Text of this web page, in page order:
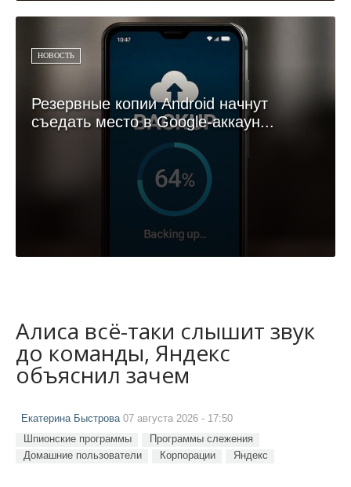
НОВОСТЬ
Резервные копии Android начнут
съедать место в Google-аккаун...
Алиса всё-таки слышит звук
до команды, Яндекс
объяснил зачем
Екатерина Быстрова07 августа 2026 - 17:50
Шпионские программы
Программы слежения
Домашние пользователи
Корпорации Яндекс